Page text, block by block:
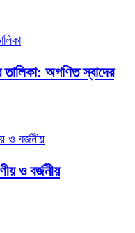
তালিকা: অগণিত স্বাদের
ও বর্জনীয়